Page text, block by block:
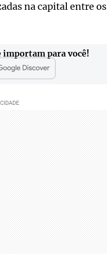
na capital entre os
importam para você!